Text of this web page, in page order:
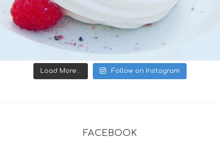
Load More... Follow on Instagram
FACEBOOK